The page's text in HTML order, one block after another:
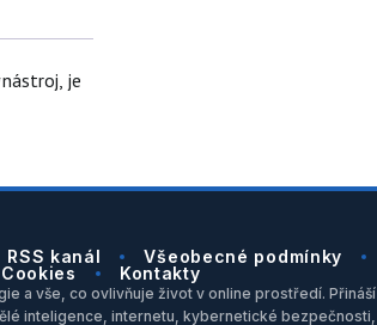
je
RSS kanál
Všeobecné podmínky
Cookies Kontakty
a vše, co ovlivňuje život v online prostředí. Přináší
inteligence, internetu, kybernetické bezpečnosti,